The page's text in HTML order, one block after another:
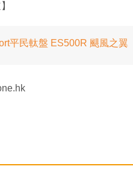
平民軚盤 ES500R 颶風之翼